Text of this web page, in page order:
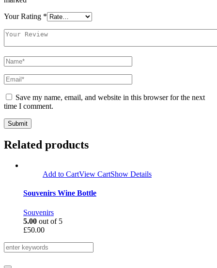
Your Rating *
Save my name, email, and website in this browser for the next
time I comment.
Related products
Add to CartView CartShow Details
Souvenirs Wine Bottle
Souvenirs
5.00 out of 5
£50.00